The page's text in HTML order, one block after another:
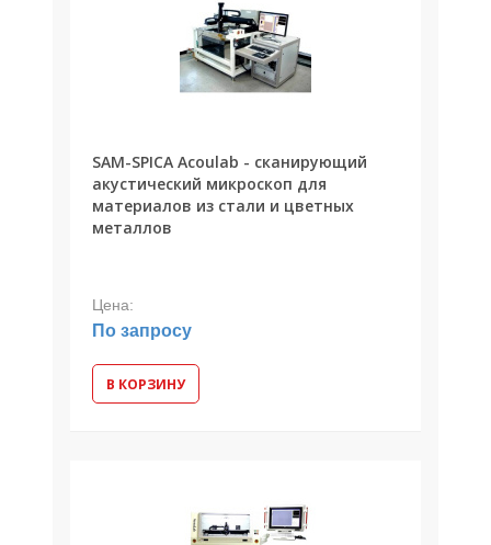
SAM-SPICA Acoulab - cканирующий
акустический микроскоп для
материалов из стали и цветных
металлов
Цена:
По запросу
В КОРЗИНУ